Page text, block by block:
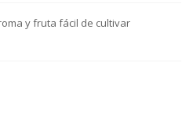
y fruta fácil de cultivar